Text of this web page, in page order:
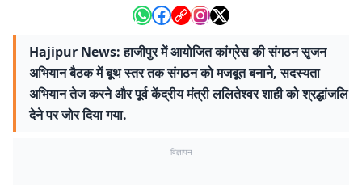
Hajipur News: हाजीपुर में आयोजित कांग्रेस की संगठन सृजन
अभियान बैठक में बूथ स्तर तक संगठन को मजबूत बनाने, सदस्यता
अभियान तेज करने और पूर्व केंद्रीय मंत्री ललितेश्वर शाही को श्रद्धांजलि
देने पर जोर दिया गया.
विज्ञापन